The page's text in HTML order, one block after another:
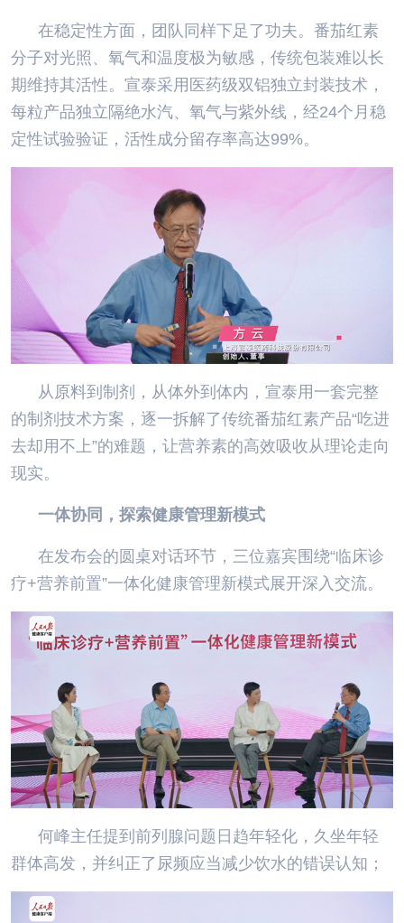
在稳定性方面，团队同样下足了功夫。番茄红素
分子对光照、氧气和温度极为敏感，传统包装难以长
期维持其活性。宣泰采用医药级双铝独立封装技术，
每粒产品独立隔绝水汽、氧气与紫外线，经24个月稳
定性试验验证，活性成分留存率高达99%。
从原料到制剂，从体外到体内，宣泰用一套完整
的制剂技术方案，逐一拆解了传统番茄红素产品“吃进
去却用不上”的难题，让营养素的高效吸收从理论走向
现实。
一体协同，探索健康管理新模式
在发布会的圆桌对话环节，三位嘉宾围绕“临床诊
疗+营养前置”一体化健康管理新模式展开深入交流。
何峰主任提到前列腺问题日趋年轻化，久坐年轻
群体高发，并纠正了尿频应当减少饮水的错误认知；